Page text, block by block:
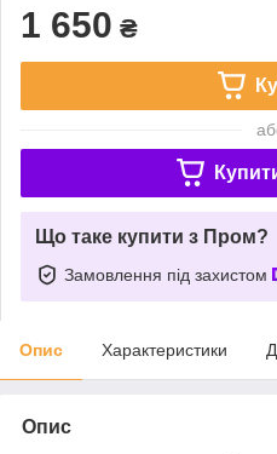
1 650 ₴
Що таке купити з Пром?
Замовлення під захистом
Опис Характеристики
Опис